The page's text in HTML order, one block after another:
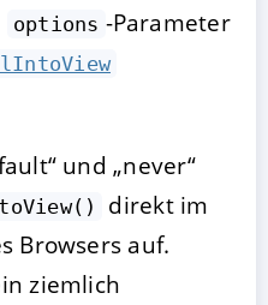
options -Parameter
und „never“
direkt im
Browsers auf.
ziemlich